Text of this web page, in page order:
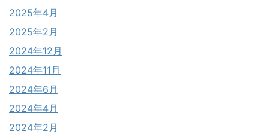
2025年4月
2025年2月
2024年12月
2024年11月
2024年6月
2024年4月
2024年2月